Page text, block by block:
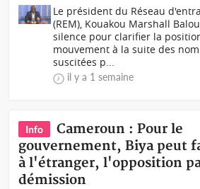
Le président du Réseau
(REM), Kouakou Marshall
silence pour clarifier la
mouvement à la suite des
suscitées p...
il y a 1 semaine
Info
Cameroun : Pour le
gouvernement, Biya peut
à l'étranger, l'opposition
démission